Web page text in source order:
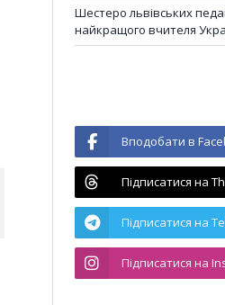
Шестеро львівських
найкращого вчителя
Вподобати в
Підписатися на
Підписатися на
Підписатися на